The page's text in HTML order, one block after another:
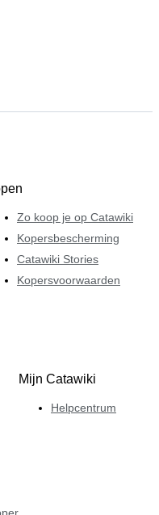
Zo koop je op Catawiki
Kopersbescherming
Catawiki Stories
Kopersvoorwaarden
Mijn Catawiki
Helpcentrum